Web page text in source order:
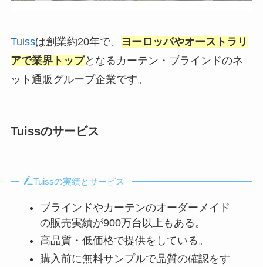
Tuissは創業約20年で、
ヨーロッパやオーストラリ
アで業界トップとなるカーテン・ブラインドのネ
ット通販グループ企業です。
Tuissのサービス
Tuissの実績とサービス
ブラインドやカーテンのオーダーメイド
の販売実績が900万台以上もある。
高品質・低価格で提供をしている。
購入前に無料サンプルで品質の確認をす